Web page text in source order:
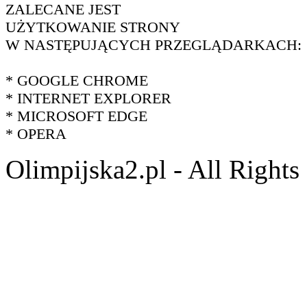
ZALECANE JEST
UŻYTKOWANIE STRONY
W NASTĘPUJĄCYCH PRZEGLĄDARKACH:
* GOOGLE CHROME
* INTERNET EXPLORER
* MICROSOFT EDGE
* OPERA
Olimpijska2.pl - All Rights